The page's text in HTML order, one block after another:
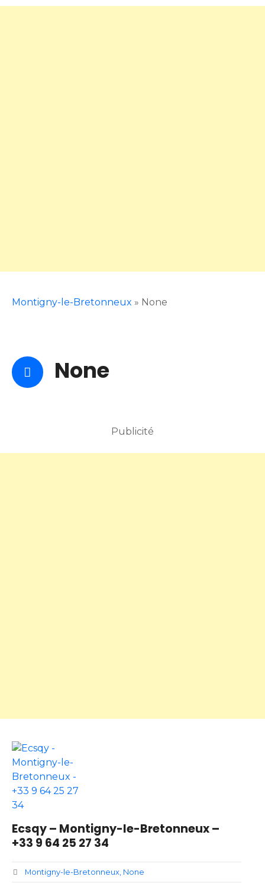
Montigny-le-Bretonneux » None
None
Publicité
Ecsqy – Montigny-le-Bretonneux –
+33 9 64 25 27 34
Montigny-le-Bretonneux None